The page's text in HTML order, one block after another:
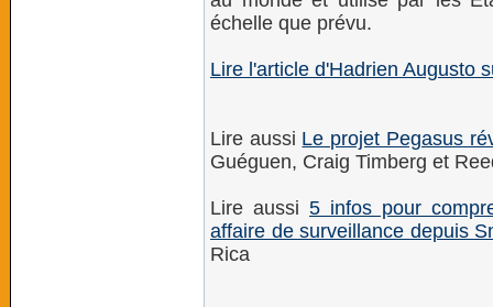
échelle que prévu.
Lire l'article d'Hadrien Augusto
Lire aussi Le projet Pegasus
Guéguen, Craig Timberg et
Lire aussi 5 infos pour
affaire de surveillance depuis
Rica